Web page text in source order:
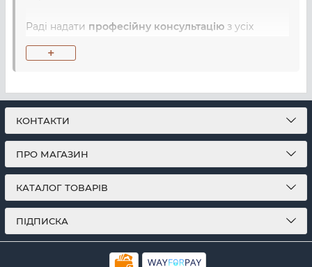
Раді надати професійну консультацію з усіх
використанням товарів з категорії Вбудовані
ТехноСфера єофіційним дилером Smegта
пропонує виключно офіційну гарантію на всі
товари від виробника.
+
КОНТАКТИ
ПРО МАГАЗИН
КАТАЛОГ ТОВАРІВ
ПІДПИСКА